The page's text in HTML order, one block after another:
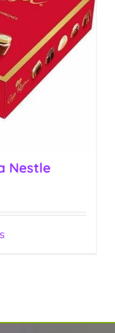
Nestle